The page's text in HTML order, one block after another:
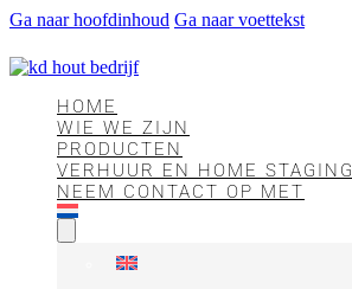
Ga naar hoofdinhoud Ga naar voettekst
HOME
WIE WE ZIJN
PRODUCTEN
VERHUUR EN HOME STAGING
NEEM CONTACT OP MET